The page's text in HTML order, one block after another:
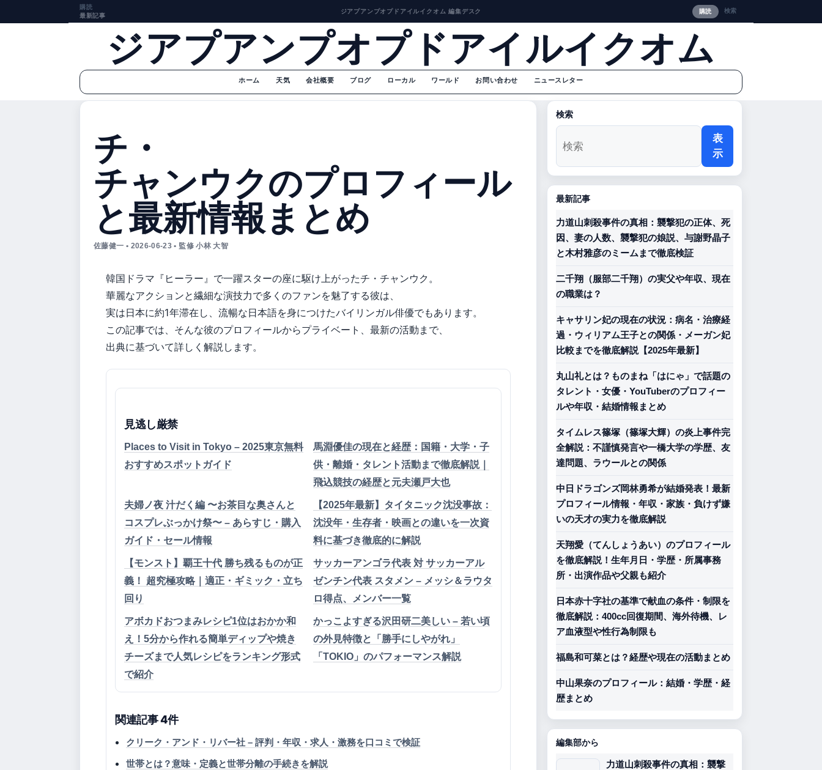
購読
最新記事
ジアプアンプオプドアイルイクオム 編集デスク 購読 検索
ジアプアンプオプドアイルイクオム
ホーム 天気 会社概要 ブログ ローカル ワールド お問い合わせ ニュースレター
チ・
チャンウクのプロフィール
と最新情報まとめ
佐藤健一 • 2026-06-23 • 監修 小林 大智
韓国ドラマ『ヒーラー』で一躍スターの座に駆け上がったチ・チャンウク。
華麗なアクションと繊細な演技力で多くのファンを魅了する彼は、
実は日本に約1年滞在し、流暢な日本語を身につけたバイリンガル俳優でもあります。
この記事では、そんな彼のプロフィールからプライベート、最新の活動まで、
出典に基づいて詳しく解説します。
見逃し厳禁
Places to Visit in Tokyo – 2025東京無料
おすすめスポットガイド
馬淵優佳の現在と経歴：国籍・大学・子
供・離婚・タレント活動まで徹底解説｜
飛込競技の経歴と元夫瀬戸大也
夫婦ノ夜 汁だく編 〜お茶目な奥さんと
コスプレぶっかけ祭〜 – あらすじ・購入
ガイド・セール情報
【2025年最新】タイタニック沈没事故：
沈没年・生存者・映画との違いを一次資
料に基づき徹底的に解説
【モンスト】覇王十代 勝ち残るものが正
義！ 超究極攻略｜適正・ギミック・立ち
回り
サッカーアンゴラ代表 対 サッカーアル
ゼンチン代表 スタメン – メッシ＆ラウタ
ロ得点、メンバー一覧
アボカドおつまみレシピ1位はおかか和
え！5分から作れる簡単ディップや焼き
チーズまで人気レシピをランキング形式
で紹介
かっこよすぎる沢田研二美しい – 若い頃
の外見特徴と「勝手にしやがれ」
「TOKIO」のパフォーマンス解説
関連記事 4件
クリーク・アンド・リバー社 – 評判・年収・求人・激務を口コミで検証
世帯とは？意味・定義と世帯分離の手続きを解説
検索
表
示
最新記事
力道山刺殺事件の真相：襲撃犯の正体、死
因、妻の人数、襲撃犯の娘説、与謝野晶子
と木村雅彦のミームまで徹底検証
二千翔（服部二千翔）の実父や年収、現在
の職業は？
キャサリン妃の現在の状況：病名・治療経
過・ウィリアム王子との関係・メーガン妃
比較までを徹底解説【2025年最新】
丸山礼とは？ものまね「はにゃ」で話題の
タレント・女優・YouTuberのプロフィー
ルや年収・結婚情報まとめ
タイムレス篠塚（篠塚大輝）の炎上事件完
全解説：不謹慎発言や一橋大学の学歴、友
達問題、ラウールとの関係
中日ドラゴンズ岡林勇希が結婚発表！最新
プロフィール情報・年収・家族・負けず嫌
いの天才の実力を徹底解説
天翔愛（てんしょうあい）のプロフィール
を徹底解説！生年月日・学歴・所属事務
所・出演作品や父親も紹介
日本赤十字社の基準で献血の条件・制限を
徹底解説：400cc回復期間、海外待機、レ
ア血液型や性行為制限も
福島和可菜とは？経歴や現在の活動まとめ
中山果奈のプロフィール：結婚・学歴・経
歴まとめ
編集部から
力道山刺殺事件の真相：襲撃